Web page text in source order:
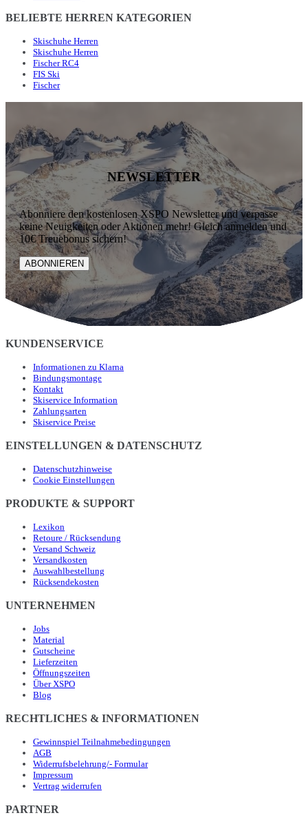
BELIEBTE HERREN KATEGORIEN
Skischuhe Herren
Skischuhe Herren
Fischer RC4
FIS Ski
Fischer
NEWSLETTER
Abonniere den kostenlosen XSPO Newsletter und verpasse
keine Neuigkeiten oder Aktionen mehr! Gleich anmelden und
10€ Treuebonus sichern!
ABONNIEREN
KUNDENSERVICE
Informationen zu Klarna
Bindungsmontage
Kontakt
Skiservice Information
Zahlungsarten
Skiservice Preise
EINSTELLUNGEN & DATENSCHUTZ
Datenschutzhinweise
Cookie Einstellungen
PRODUKTE & SUPPORT
Lexikon
Retoure / Rücksendung
Versand Schweiz
Versandkosten
Auswahlbestellung
Rücksendekosten
UNTERNEHMEN
Jobs
Material
Gutscheine
Lieferzeiten
Öffnungszeiten
Über XSPO
Blog
RECHTLICHES & INFORMATIONEN
Gewinnspiel Teilnahmebedingungen
AGB
Widerrufsbelehrung/- Formular
Impressum
Vertrag widerrufen
PARTNER